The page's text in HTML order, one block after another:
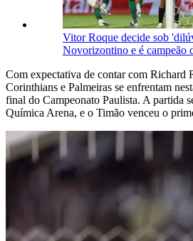
Vitor Roque decide sob
Novorizontino e é campeão
Com expectativa de contar com Richard
Corinthians e Palmeiras se enfrentam
final do Campeonato Paulista. A partida
Química Arena, e o Timão venceu o